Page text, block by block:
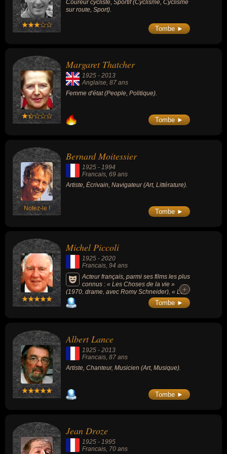
Coureur cycliste, Sportif (Cyclisme, Cyclisme
sur route, Sport).
Tombe ►
Margaret Thatcher
1925 - 2013
Anglaise, 87 ans
Femme d'état (People, Politique).
Tombe ►
Notez-le !
Bernard Moitessier
1925 - 1994
Francais, 69 ans
Artiste, Écrivain, Navigateur (Art, Littérature).
Tombe ►
Michel Piccoli
1925 - 2020
Francais, 94 ans
Acteur français, parmi ses films les plus
connus : « Les Choses de la vie »
(1970, drame, avec Romy Schneider), « Le
Mépris » (1963, drame, de Jean-Luc Godard,
avec Brigitte Bardot) ou « Belle de jour »
+
+
Tombe ►
Albert Lance
1925 - 2013
Francais, 87 ans
Artiste, Chanteur, Musicien (Art, Musique).
Tombe ►
Jean Droze
1925 - 1995
Francais , 70 ans